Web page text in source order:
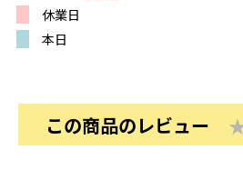
休業日
本日
この商品のレビュー